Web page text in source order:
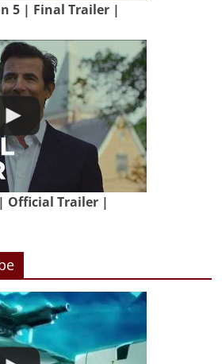
5 | Final Trailer |
Official Trailer |